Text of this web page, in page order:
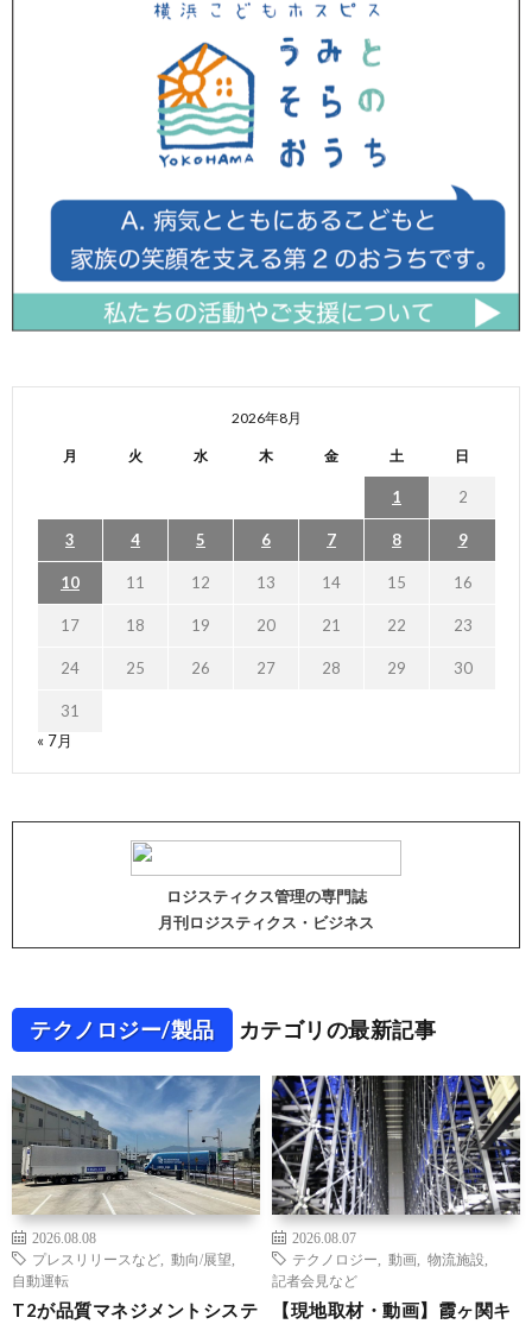
2026年8月
月 火 水 木 金 土 日
1 2
3 4 5 6 7 8 9
10 11 12 13 14 15 16
17 18 19 20 21 22 23
24 25 26 27 28 29 30
31
« 7月
ロジスティクス管理の専門誌
月刊ロジスティクス・ビジネス
テクノロジー/製品 カテゴリの最新記事
2026.08.08
プレスリリースなど
動向/展望
自動運転
T2が品質マネジメントシステ
2026.08.07
テクノロジー
動画 物流施設
記者会見など
【現地取材・動画】霞ヶ関キ